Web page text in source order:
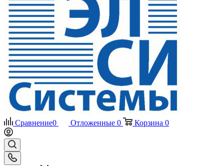
Сравнение0 Отложенные 0 Корзина 0